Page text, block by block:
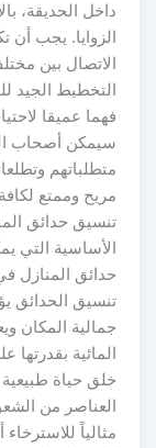
داخل الحديقة،
الزوايا. يجب أن
الاتصال بين
التخطيط الجيد
فهما عميقا
سيمكن أصحاب
متطلباتهم
مريح وممتع
تنسيق حدائق
الأساسية التي
حدائق المنازل
تنسيق الحدائق
جمالية المكان
المائية
خلق حياة طبيعية
العناصر من
مثالياً